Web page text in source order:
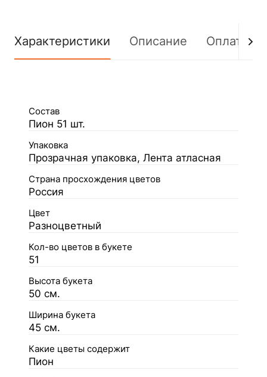
Характеристики Описание Оплата
Состав
Пион 51 шт.
Упаковка
Прозрачная упаковка, Лента атласная
Страна просхождения цветов
Россия
Цвет
Разноцветный
Кол-во цветов в букете
51
Высота букета
50 см.
Ширина букета
45 см.
Какие цветы содержит
Пион